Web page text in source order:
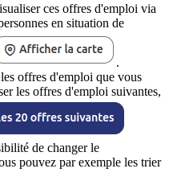
ces offres d'emploi via
en situation de
.
offres d'emploi que vous
les offres d'emploi suivantes,
de changer le
pouvez par exemple les trier